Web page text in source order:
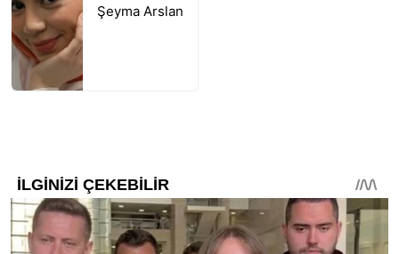
Şeyma Arslan